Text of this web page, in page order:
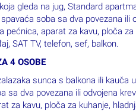
gleda na jug, Standard
soba sa dva povezana ili
pećnica, aparat za kavu, ploča
SAT TV, telefon, sef, balkon.
4 OSOBE
sunca s balkona ili kauča
sa dva povezana ili odvojena
za kavu, ploča za kuhanje,